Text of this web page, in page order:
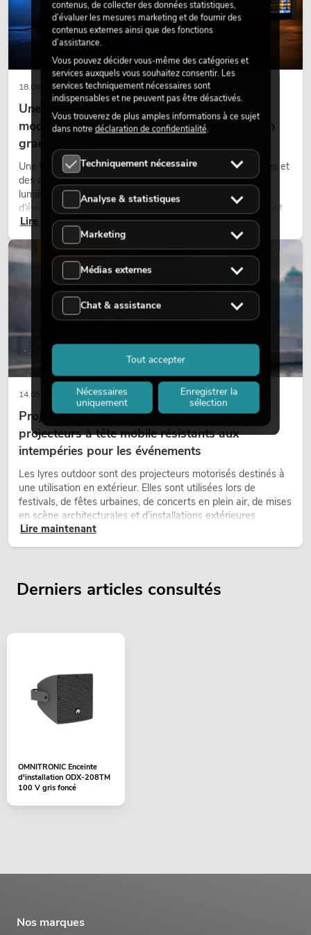
18.06.2026
Une touche rétro dans un design d'éclairage
moderne : pourquoi la lumière chaude fait son
grand retour
Une lumière très chaude, des surfaces lumineuses visibles et
des accents colorés caractérisent de nombreux designs
lumière actuels sur les scènes, dans les clubs et lors
d’événements. La lumière rétro n’est pas un effet purement
nostalgique, mais un outil de conception utilisé de manière
ciblée : elle crée une atmosphère, donne du caractère aux
scènes et peut rendre les configurations LED techniques plus
émotionnelles.
Lire maintenant
14.05.2026
Projecteurs à tête mobile d'extérieur : des
projecteurs à tête mobile résistants aux
intempéries pour les événements
Les lyres outdoor sont des projecteurs motorisés destinés à
une utilisation en extérieur. Elles sont utilisées lors de
festivals, de fêtes urbaines, de concerts en plein air, de mises
en scène architecturales et d’installations extérieures
temporaires.
Lire maintenant
ÉCLAIRAGE
Derniers articles consultés
OMNITRONIC Enceinte
d'installation ODX-208TM
100 V gris foncé
Nos marques
contenus, de collecter des données statistiques,
d’évaluer les mesures marketing et de fournir des
contenus externes ainsi que des fonctions
d’assistance.
Vous pouvez décider vous-même des catégories et
services auxquels vous souhaitez consentir. Les
services techniquement nécessaires sont
indispensables et ne peuvent pas être désactivés.
Vous trouverez de plus amples informations à ce sujet
dans notre déclaration de confidentialité.
Techniquement nécessaire
Analyse & statistiques
Marketing
Médias externes
Chat & assistance
Nécessaires
uniquement
Enregistrer la
sélection
Tout accepter